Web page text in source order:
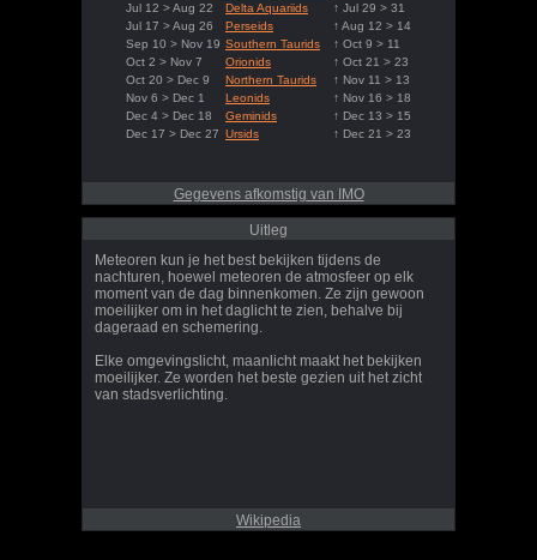
Jul 12 > Aug 22
Delta Aquariids
↑ Jul 29 > 31
Jul 17 > Aug 26
Perseids
↑ Aug 12 > 14
Sep 10 > Nov 19 Southern Taurids
↑ Oct 9 > 11
Oct 2 > Nov 7
Orionids
↑ Oct 21 > 23
Oct 20 > Dec 9
Northern Taurids
↑ Nov 11 > 13
Nov 6 > Dec 1
Leonids
↑ Nov 16 > 18
Dec 4 > Dec 18
Geminids
↑ Dec 13 > 15
Dec 17 > Dec 27 Ursids ↑ Dec 21 > 23
Gegevens afkomstig van IMO
Uitleg
Meteoren kun je het best bekijken tijdens de
nachturen, hoewel meteoren de atmosfeer op elk
moment van de dag binnenkomen. Ze zijn gewoon
moeilijker om in het daglicht te zien, behalve bij
dageraad en schemering.
Elke omgevingslicht, maanlicht maakt het bekijken
moeilijker. Ze worden het beste gezien uit het zicht
van stadsverlichting.
Wikipedia